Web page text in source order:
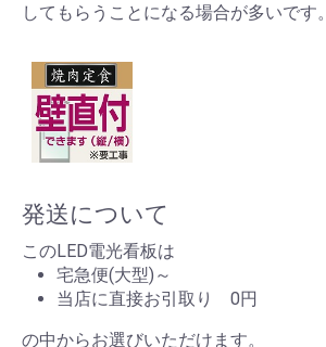
してもらうことになる場合が多いです。
発送について
このLED電光看板は
宅急便(大型)～
当店に直接お引取り 0円
の中からお選びいただけます。